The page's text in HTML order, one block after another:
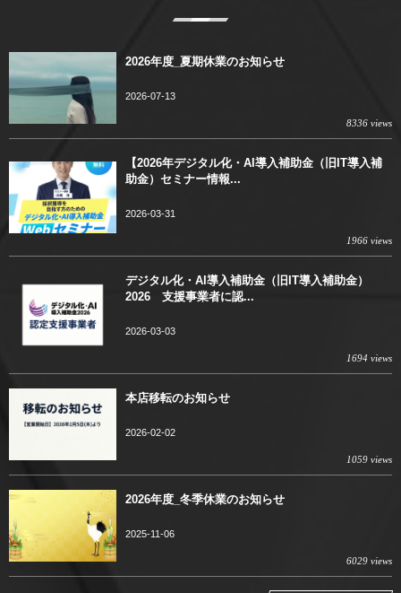
2026年度_夏期休業のお知らせ
2026-07-13
8336 views
【2026年デジタル化・AI導入補助金（旧IT導入補
助金）セミナー情報...
2026-03-31
1966 views
デジタル化・AI導入補助金（旧IT導入補助金）
2026 支援事業者に認...
2026-03-03
1694 views
本店移転のお知らせ
2026-02-02
1059 views
2026年度_冬季休業のお知らせ
2025-11-06
6029 views